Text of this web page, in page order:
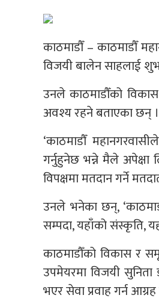
काठमाडौँ – काठमाडौँ
विजयी बालेन साहलाई
उनले काठमाडौँको
अवश्य रहने बताएका छन् ।
‘काठमाडौँ
गर्नुहुनेछ भन्ने मैले अपेक्षा
विपक्षमा मतदान गर्ने
उनले भनेका छन्,
सम्पदा, यहाँको संस्कृति,
काठमाडौँको विकास र
उपमेयरमा विजयी सुनिता
भएर सेवा प्रवाह गर्न